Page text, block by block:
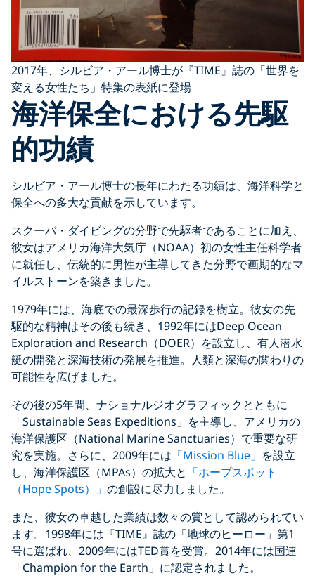
2017年、シルビア・アール博士が『TIME』誌の「世界を
変える女性たち」特集の表紙に登場
海洋保全における先駆
的功績
シルビア・アール博士の長年にわたる功績は、海洋科学と
保全への多大な貢献を示しています。
スクーバ・ダイビングの分野で先駆者であることに加え、
彼女はアメリカ海洋大気庁（NOAA）初の女性主任科学者
に就任し、伝統的に男性が主導してきた分野で画期的なマ
イルストーンを築きました。
1979年には、海底での最深歩行の記録を樹立。彼女の先
駆的な精神はその後も続き、1992年にはDeep Ocean
Exploration and Research（DOER）を設立し、有人潜水
艇の開発と深海技術の発展を推進。人類と深海の関わりの
可能性を広げました。
その後の5年間、ナショナルジオグラフィックとともに
「Sustainable Seas Expeditions」を主導し、アメリカの
海洋保護区（National Marine Sanctuaries）で重要な研
究を実施。さらに、2009年には 「Mission Blue」 を設立
し、海洋保護区（MPAs）の拡大と 「ホープスポット
（Hope Spots）」 の創設に尽力しました。
また、彼女の卓越した業績は数々の賞として認められてい
ます。1998年には『TIME』誌の「地球のヒーロー」第1
号に選ばれ、2009年にはTED賞を受賞。2014年には国連
「Champion for the Earth」に認定されました。